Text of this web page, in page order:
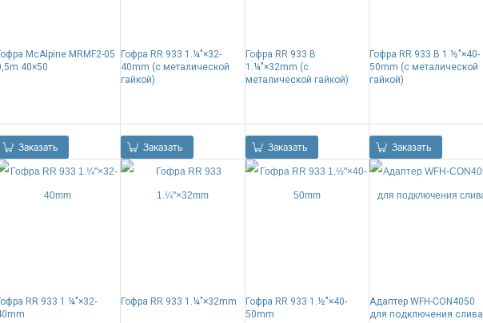
McAlpine MRMF2-05
40×50
Заказать
Гофра RR 933 1.¼"×32-
40mm (с металической
гайкой)
Заказать
Гофра RR 933 B
1.¼"×32mm (с
металической гайкой)
Заказать
Гофра RR 933 B 1.½"×40-
50mm (с металической
гайкой)
Заказать
RR 933 1.¼"×32-
Гофра RR 933 1.¼"×32mm
Гофра RR 933 1.½"×40-
50mm
Адаптер WFH-CON4050
для подключения слива